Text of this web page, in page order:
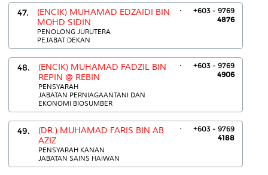
47.
(ENCIK) MUHAMAD EDZAIDI BIN
MOHD SIDIN
PENOLONG JURUTERA
PEJABAT DEKAN
.
+603 - 9769
4876
48.
(ENCIK) MUHAMAD FADZIL BIN
REPIN @ REBIN
PENSYARAH
JABATAN PERNIAGAANTANI DAN
EKONOMI BIOSUMBER
.
+603 - 9769
4906
49.
(DR.) MUHAMAD FARIS BIN AB
AZIZ
PENSYARAH KANAN
JABATAN SAINS HAIWAN
.
+603 - 9769
4188